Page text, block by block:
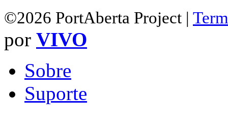
©2026 PortAberta Project |
por VIVO
Sobre
Suporte